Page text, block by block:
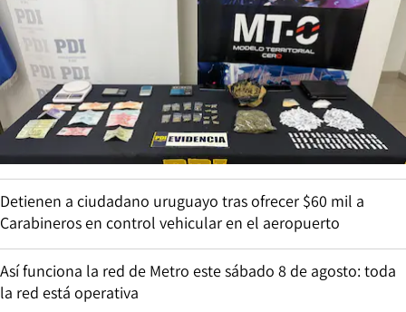
Detienen a ciudadano uruguayo tras ofrecer $60 mil a
Carabineros en control vehicular en el aeropuerto
Así funciona la red de Metro este sábado 8 de agosto: toda
la red está operativa